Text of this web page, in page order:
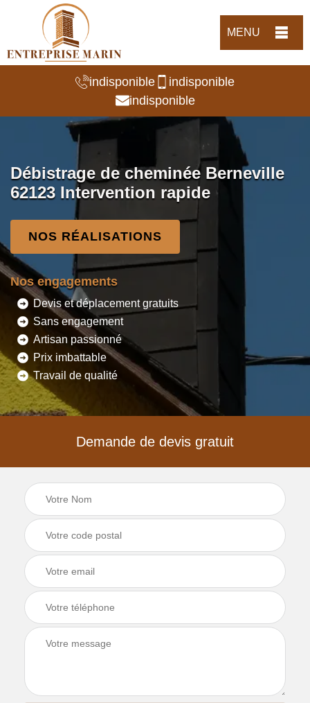
MENU
indisponible
indisponible
indisponible
Débistrage de cheminée Berneville
62123 Intervention rapide
NOS RÉALISATIONS
Nos engagements
Devis et déplacement gratuits
Sans engagement
Artisan passionné
Prix imbattable
Travail de qualité
Demande de devis gratuit